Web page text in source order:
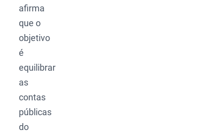
afirma
que o
objetivo
é
equilibrar
as
contas
públicas
do